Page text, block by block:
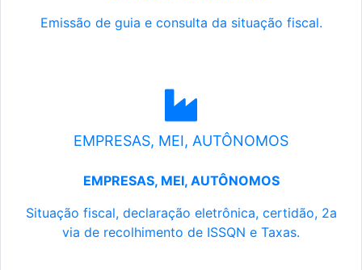
Emissão de guia e consulta da situação fiscal.
EMPRESAS, MEI, AUTÔNOMOS
EMPRESAS, MEI, AUTÔNOMOS
Situação fiscal, declaração eletrônica, certidão, 2a
via de recolhimento de ISSQN e Taxas.